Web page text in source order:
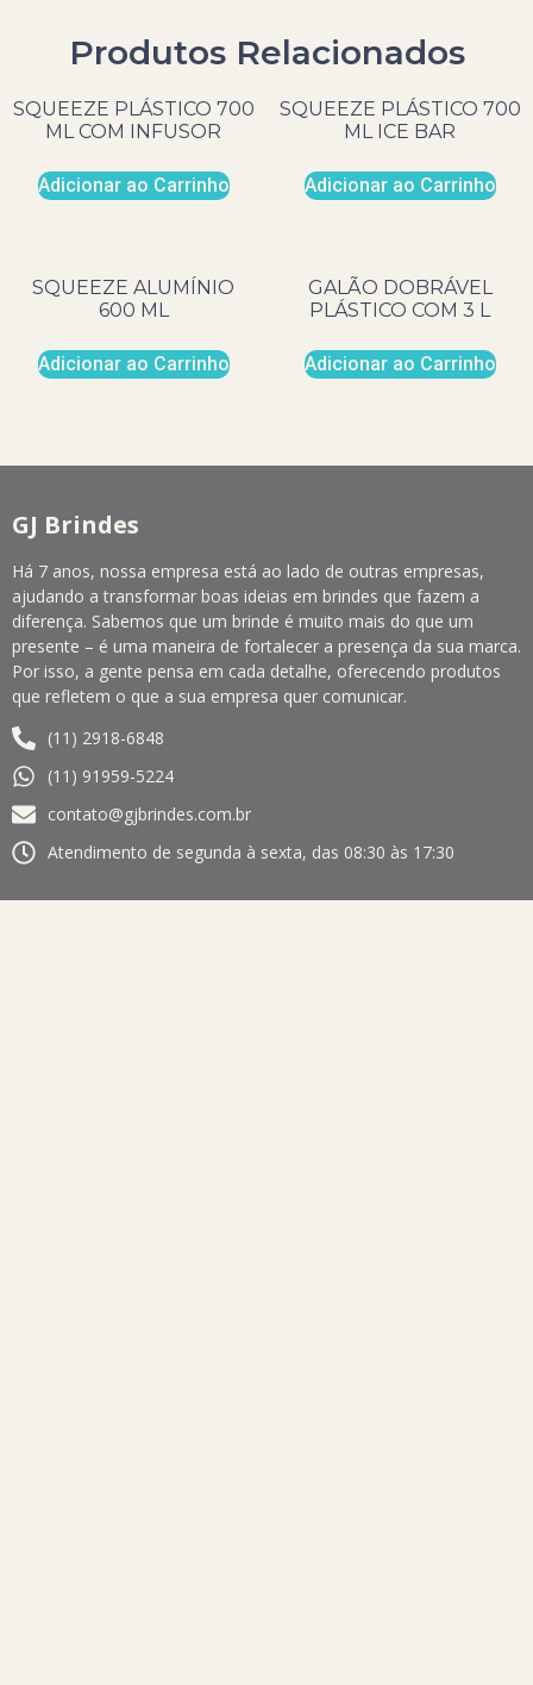
Produtos Relacionados
SQUEEZE PLÁSTICO 700
ML COM INFUSOR
Adicionar ao Carrinho
SQUEEZE PLÁSTICO 700
ML ICE BAR
Adicionar ao Carrinho
SQUEEZE ALUMÍNIO
600 ML
Adicionar ao Carrinho
GALÃO DOBRÁVEL
PLÁSTICO COM 3 L
Adicionar ao Carrinho
GJ Brindes
Há 7 anos, nossa empresa está ao lado de outras empresas,
ajudando a transformar boas ideias em brindes que fazem a
diferença. Sabemos que um brinde é muito mais do que um
presente – é uma maneira de fortalecer a presença da sua marca.
Por isso, a gente pensa em cada detalhe, oferecendo produtos
que refletem o que a sua empresa quer comunicar.
(11) 2918-6848
(11) 91959-5224
contato@gjbrindes.com.br
Atendimento de segunda à sexta, das 08:30 às 17:30